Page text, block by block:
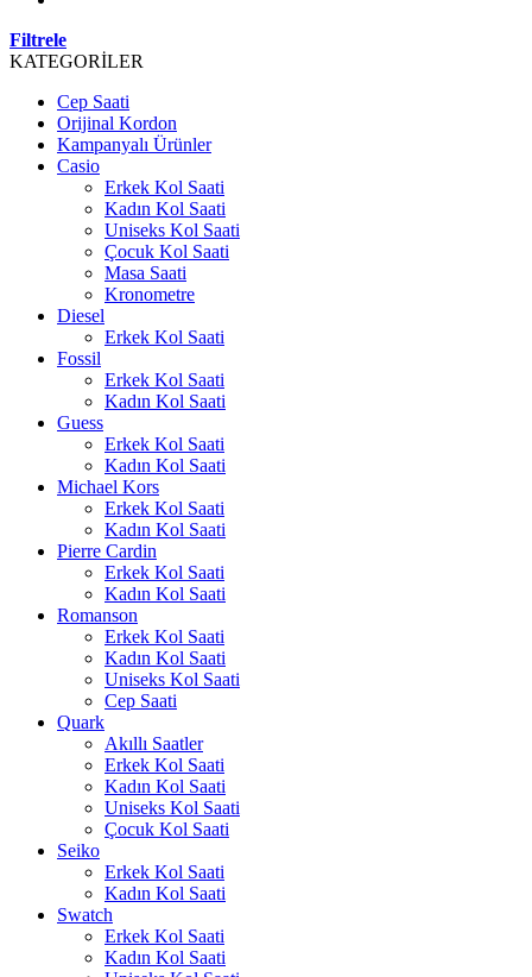
Filtrele
KATEGORİLER
Cep Saati
Orijinal Kordon
Kampanyalı Ürünler
Casio
Erkek Kol Saati
Kadın Kol Saati
Uniseks Kol Saati
Çocuk Kol Saati
Masa Saati
Kronometre
Diesel
Erkek Kol Saati
Fossil
Erkek Kol Saati
Kadın Kol Saati
Guess
Erkek Kol Saati
Kadın Kol Saati
Michael Kors
Erkek Kol Saati
Kadın Kol Saati
Pierre Cardin
Erkek Kol Saati
Kadın Kol Saati
Romanson
Erkek Kol Saati
Kadın Kol Saati
Uniseks Kol Saati
Cep Saati
Quark
Akıllı Saatler
Erkek Kol Saati
Kadın Kol Saati
Uniseks Kol Saati
Çocuk Kol Saati
Seiko
Erkek Kol Saati
Kadın Kol Saati
Swatch
Erkek Kol Saati
Kadın Kol Saati